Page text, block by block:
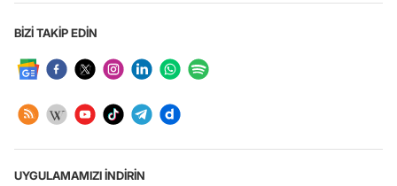
BİZİ TAKİP EDİN
UYGULAMAMIZI İNDİRİN